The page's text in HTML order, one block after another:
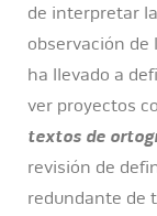
de interpretar
observación de
ha llevado a
ver proyectos
textos de
revisión de
redundante de